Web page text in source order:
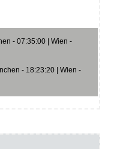
- 07:35:00 | Wien -
- 18:23:20 | Wien -